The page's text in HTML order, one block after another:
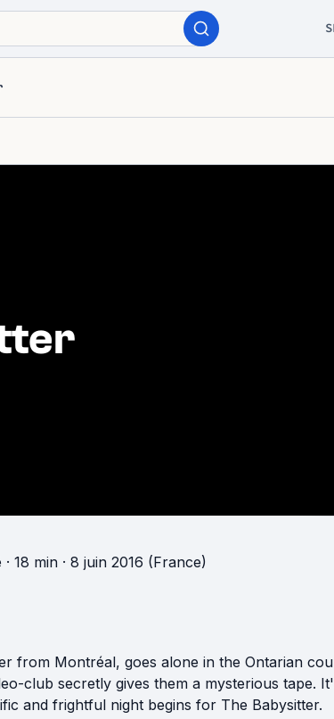
· 18 min · 8 juin 2016 (France)
from Montréal, goes alone in the Ontarian
club secretly gives them a mysterious tape.
and frightful night begins for The Babysitter.